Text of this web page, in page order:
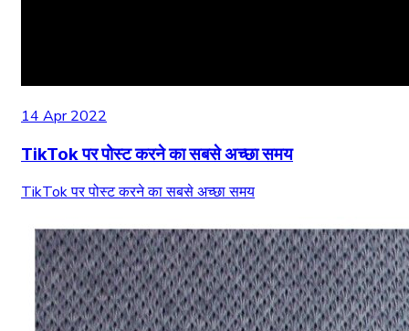
14 Apr 2022
TikTok पर पोस्ट करने का सबसे अच्छा समय
TikTok पर पोस्ट करने का सबसे अच्छा समय